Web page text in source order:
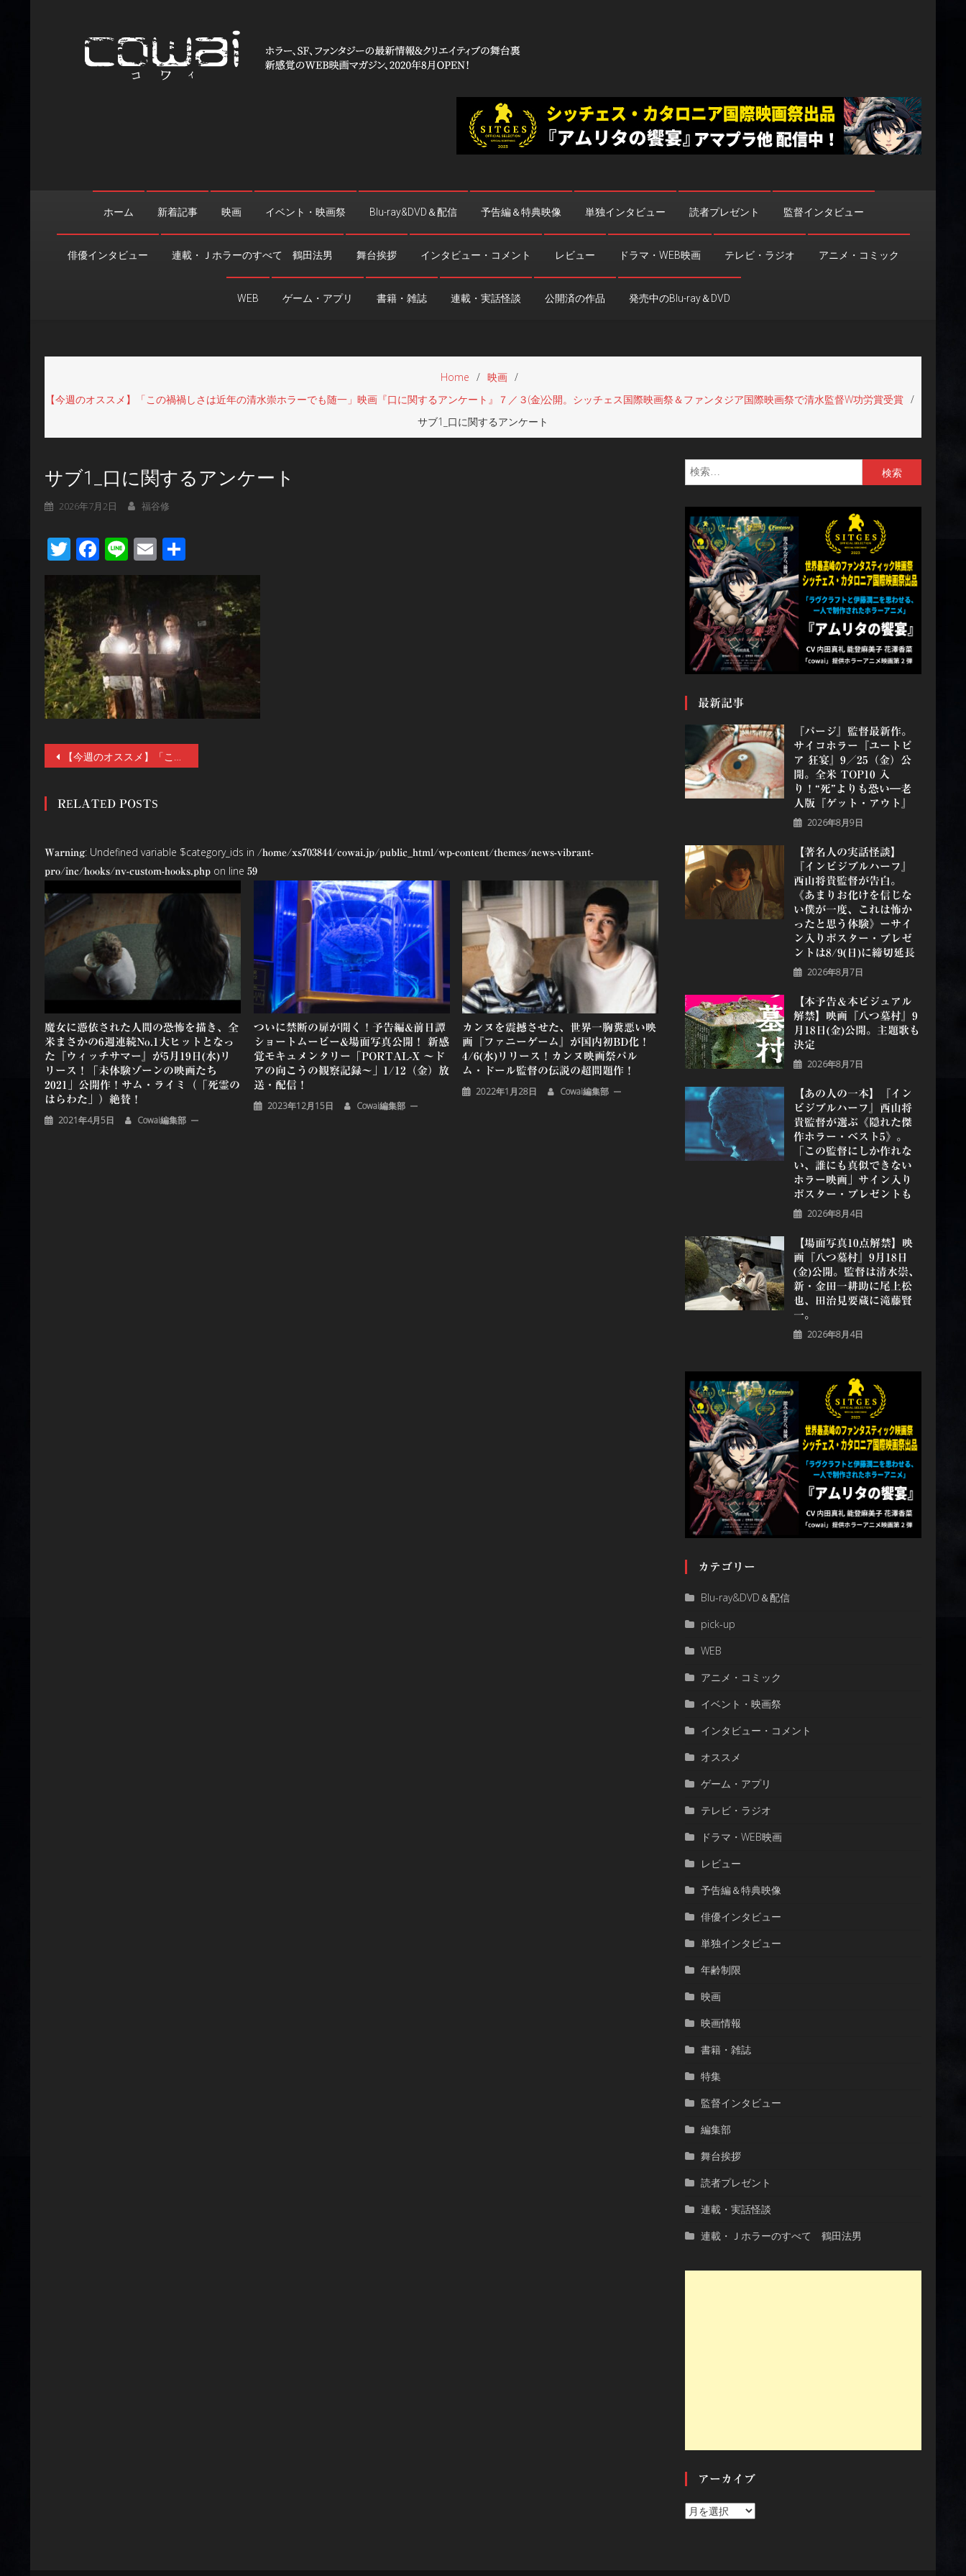
ホーム 新着記事 映画 イベント・映画祭 Blu-ray&DVD＆配信 予告編＆特典映像 単独インタビュー 読者プレゼント 監督インタビュー
俳優インタビュー 連載・Ｊホラーのすべて 鶴田法男 舞台挨拶 インタビュー・コメント レビュー ドラマ・WEB映画 テレビ・ラジオ アニメ・コミック
WEB ゲーム・アプリ 書籍・雑誌 連載・実話怪談 公開済の作品 発売中のBlu-ray＆DVD
Home
映画
【今週のオススメ】「この禍禍しさは近年の清水崇ホラーでも随一」映画『口に関するアンケート』７／３(金)公開。シッチェス国際映画祭＆ファンタジア国際映画祭で清水監督W功労賞受賞
サブ1_口に関するアンケート
サブ1_口に関するアンケート
2026年7月2日 福谷修
TwitterFacebook
LineEmail
有
投
ナ
ゲ
ー
シ
ョ
【今週のオススメ】「この禍禍しさは近年の清水崇ホラーでも随一」映画『口に関するアンケート』７／３(金)公開。シッチェス国際映画祭＆ファンタジア国際映画祭で清水監督W功労賞受賞
RELATED POSTS
Warning: Undefined variable $category_ids in /home/xs703844/cowai.jp/public_html/wp-content/themes/news-vibrant-
pro/inc/hooks/nv-custom-hooks.php on line 59
魔女に憑依された人間の恐怖を描き、全
米まさかの6週連続No.1大ヒットとなっ
た『ウィッチサマー』が5月19日(水)リ
リース！「未体験ゾーンの映画たち
2021」公開作！サム・ライミ（「死霊の
はらわた」）絶賛！
2021年4月5日 Cowai編集部
ついに禁断の扉が開く！予告編&前日譚
ショートムービー&場面写真公開！ 新感
覚モキュメンタリー「PORTAL-X ～ド
アの向こうの観察記録～」1/12（金）放
送・配信！
2023年12月15日 Cowai編集部
カンヌを震撼させた、世界一胸糞悪い映
画『ファニーゲーム』が国内初BD化！
4/6(水)リリース！カンヌ映画祭パル
ム・ドール監督の伝説の超問題作！
2022年1月28日 Cowai編集部
索:
最新記事
『パージ』監督最新作。
サイコホラー『ユートピ
ア 狂宴』9／25（金）公
開。全米 TOP10 入
り！“死”よりも恐い―老
人版『ゲット・アウト』
2026年8月9日
【著名人の実話怪談】
『インビジブルハーフ』
⻄⼭将貴監督が告白。
《あまりお化けを信じな
い僕が一度、これは怖か
ったと思う体験》ーサイ
ン入りポスター・プレゼ
ントは8/9(日)に締切延長
2026年8月7日
【本予告＆本ビジュアル
解禁】映画『八つ墓村』9
月18日(金)公開。主題歌も
決定
2026年8月7日
【あの人の一本】『イン
ビジブルハーフ』⻄⼭将
貴監督が選ぶ《隠れた傑
作ホラー・ベスト5》。
「この監督にしか作れな
い、誰にも真似できない
ホラー映画」サイン入り
ポスター・プレゼントも
2026年8月4日
【場面写真10点解禁】映
画『八つ墓村』9月18日
(金)公開。監督は清水崇、
新・金田一耕助に尾上松
也、田治見要蔵に滝藤賢
一。
2026年8月4日
カテゴリー
Blu-ray&DVD＆配信
pick-up
WEB
アニメ・コミック
イベント・映画祭
インタビュー・コメント
オススメ
ゲーム・アプリ
テレビ・ラジオ
ドラマ・WEB映画
レビュー
予告編＆特典映像
俳優インタビュー
単独インタビュー
年齢制限
映画
映画情報
書籍・雑誌
特集
監督インタビュー
編集部
舞台挨拶
読者プレゼント
連載・実話怪談
連載・Ｊホラーのすべて 鶴田法男
アーカイブ
ア